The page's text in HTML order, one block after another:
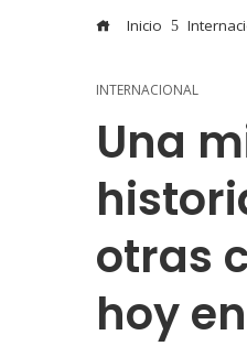
Inicio
INTERNACIONAL
Una
otras
hoy